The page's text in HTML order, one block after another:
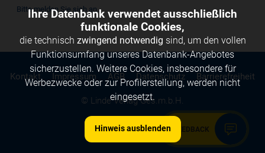
FEEDBACK
Bitte melden Sie sich an.
© Linde Verlag Ges.m.b.H.
Kontakt Impressum AGB Datenschutz Barrierefreiheit
Ihre Datenbank verwendet ausschließlich
funktionale Cookies,
die technisch zwingend notwendig sind, um den vollen
Funktionsumfang unseres Datenbank-Angebotes
sicherzustellen. Weitere Cookies, insbesondere für
Werbezwecke oder zur Profilerstellung, werden nicht
eingesetzt.
Hinweis ausblenden